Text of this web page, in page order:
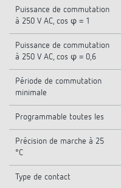
Puissance de commutation
à 250 V AC, cos φ = 1
Puissance de commutation
à 250 V AC, cos φ = 0,6
Période de commutation
minimale
Programmable toutes les
Précision de marche à 25
°C
Type de contact